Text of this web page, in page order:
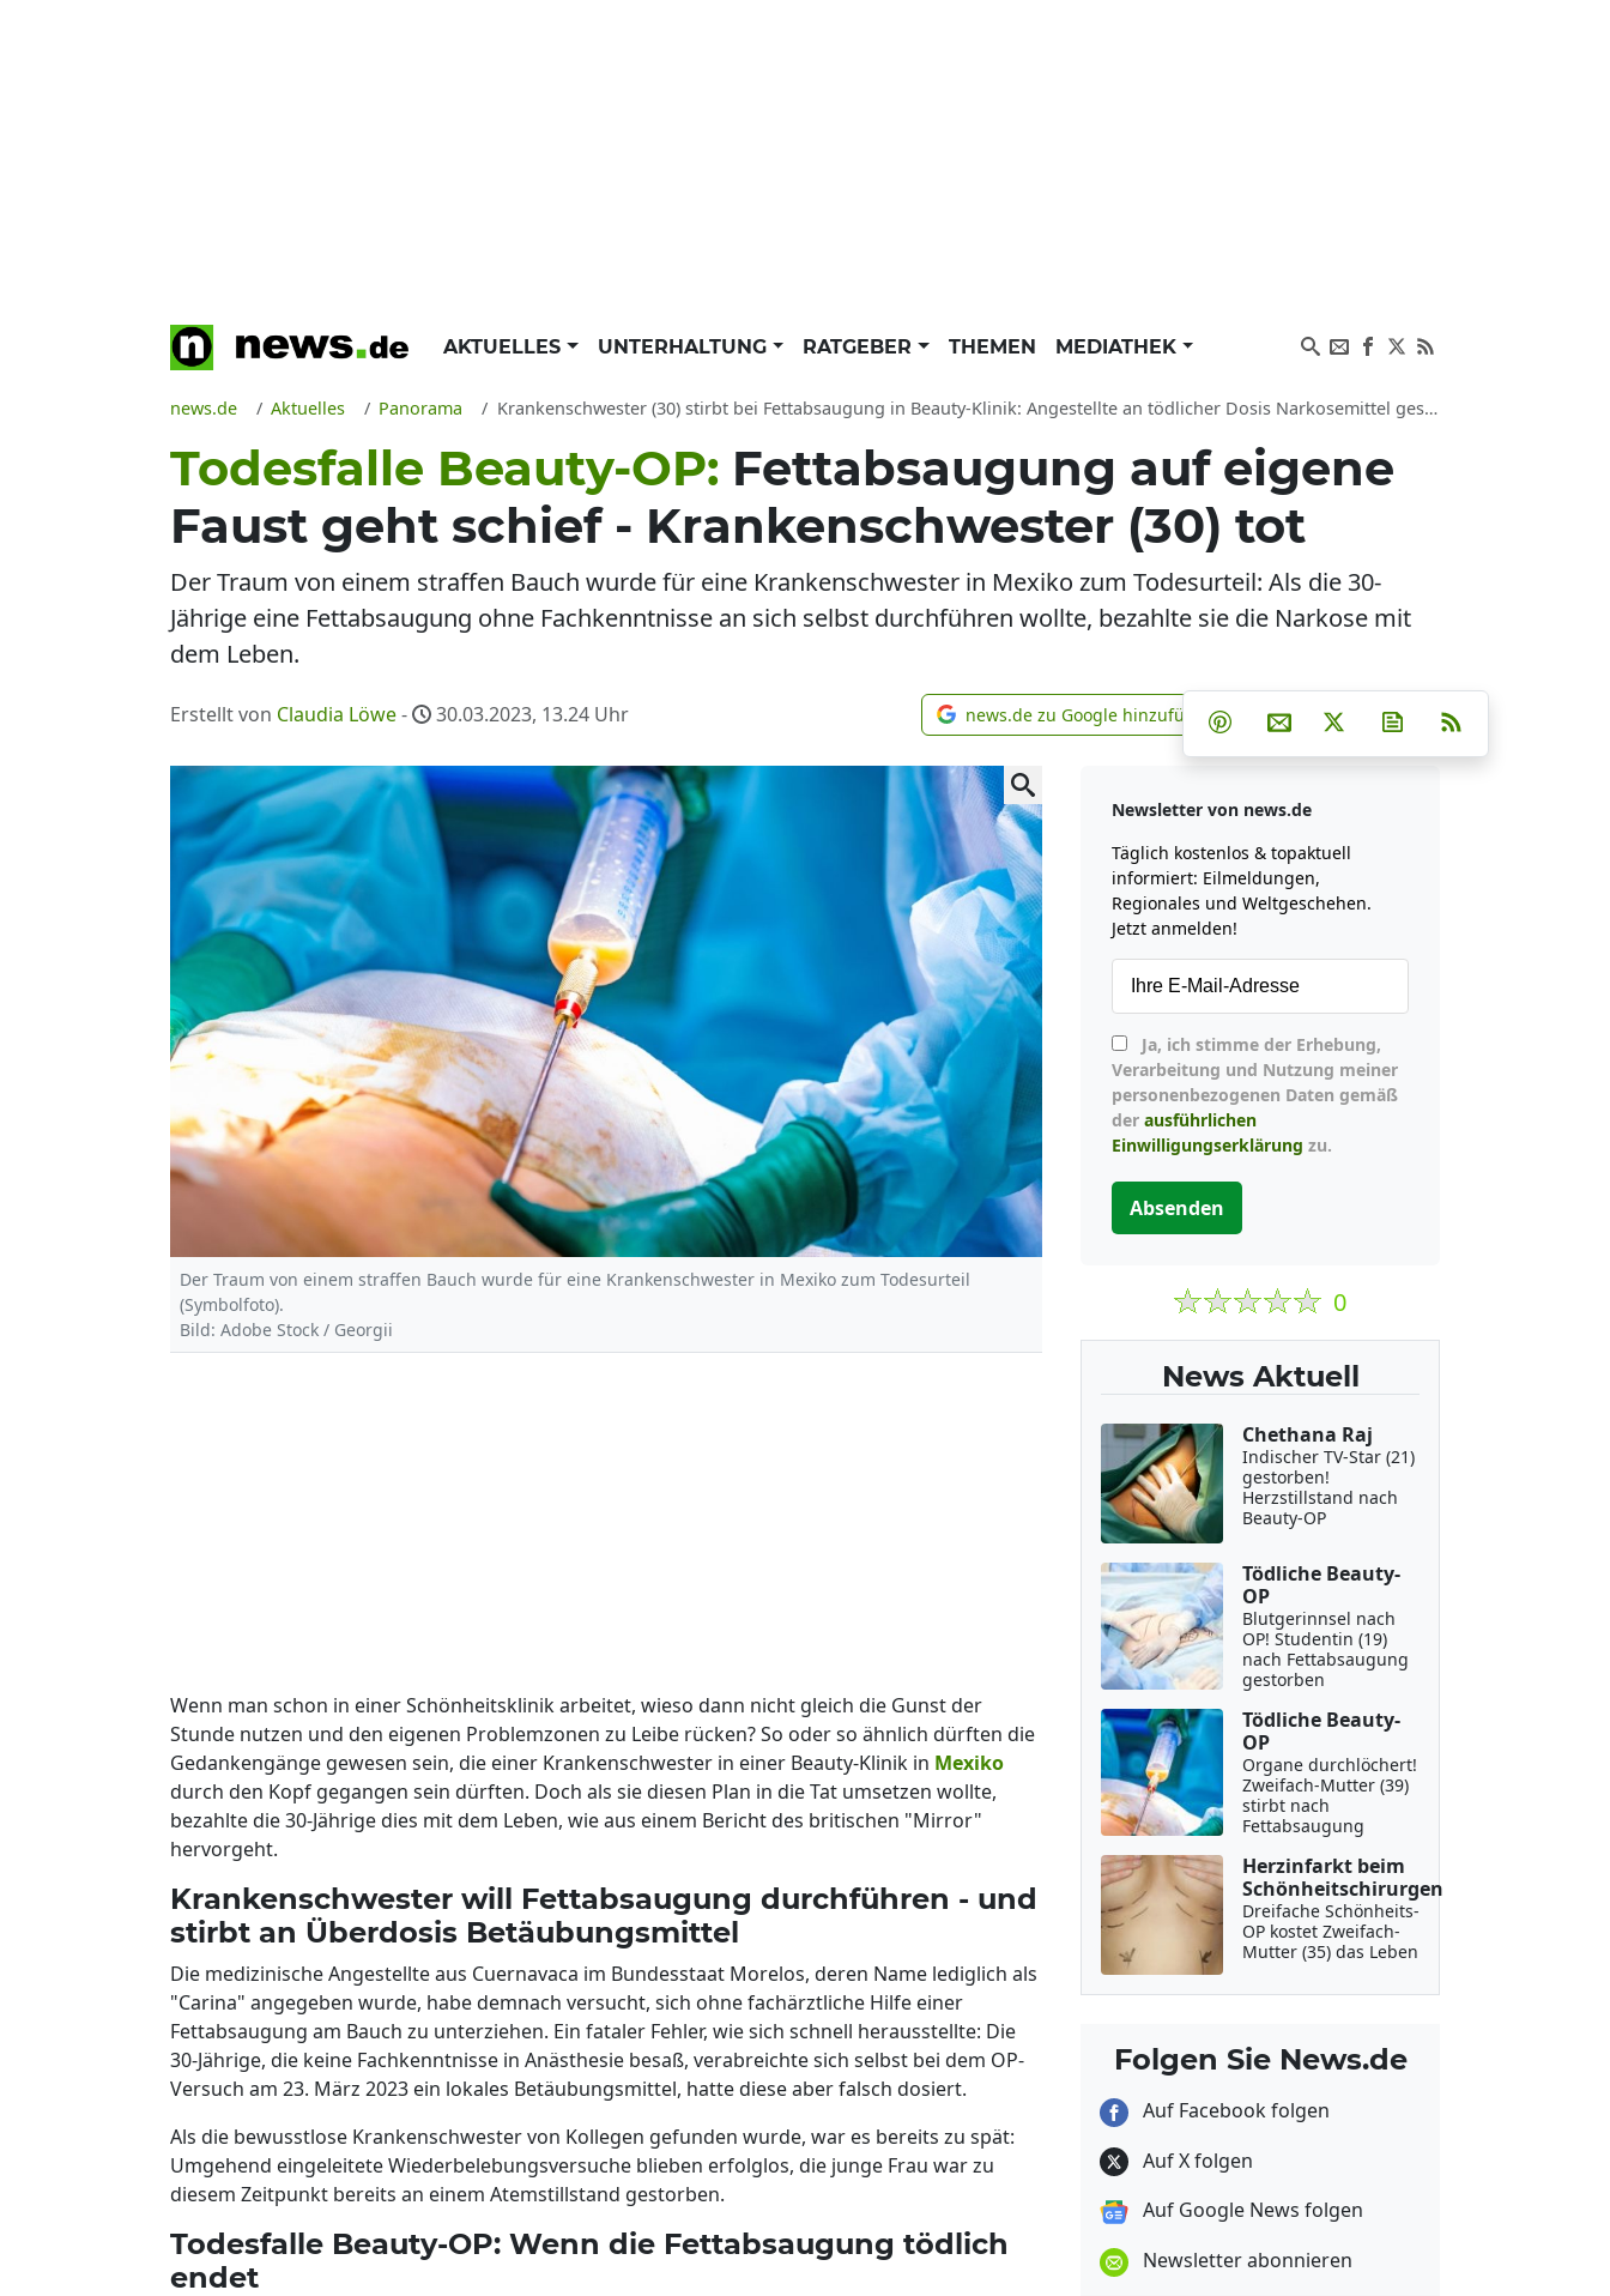
AKTUELLES UNTERHALTUNG RATGEBER THEMEN MEDIATHEK
news.de Aktuelles Panorama Krankenschwester (30) stirbt bei Fettabsaugung in Beauty-Klinik: Angestellte an tödlicher Dosis Narkosemittel gestorben in Mexiko
Todesfalle Beauty-OP: Fettabsaugung auf eigene
Faust geht schief - Krankenschwester (30) tot
Der Traum von einem straffen Bauch wurde für eine Krankenschwester in Mexiko zum Todesurteil: Als die 30-
Jährige eine Fettabsaugung ohne Fachkenntnisse an sich selbst durchführen wollte, bezahlte sie die Narkose mit
dem Leben.
Erstellt von Claudia Löwe- 30.03.2023, 13.24 Uhr news.de zu Google hinzufügen
news.de zu Google hinzufügen Teilen auf Facebook
Teilen auf Whatsapp
Teilen auf Telegram
Teilen auf Pinterest
Per E-Mail teilen
Post auf XNewsletter
Der Traum von einem straffen Bauch wurde für eine Krankenschwester in Mexiko zum Todesurteil
(Symbolfoto).
Bild: Adobe Stock / Georgii
Wenn man schon in einer Schönheitsklinik arbeitet, wieso dann nicht gleich die Gunst der
Stunde nutzen und den eigenen Problemzonen zu Leibe rücken? So oder so ähnlich dürften die
Gedankengänge gewesen sein, die einer Krankenschwester in einer Beauty-Klinik in Mexiko
durch den Kopf gegangen sein dürften. Doch als sie diesen Plan in die Tat umsetzen wollte,
bezahlte die 30-Jährige dies mit dem Leben, wie aus einem Bericht des britischen "Mirror"
hervorgeht.
Krankenschwester will Fettabsaugung durchführen - und
stirbt an Überdosis Betäubungsmittel
Die medizinische Angestellte aus Cuernavaca im Bundesstaat Morelos, deren Name lediglich als
"Carina" angegeben wurde, habe demnach versucht, sich ohne fachärztliche Hilfe einer
Fettabsaugung am Bauch zu unterziehen. Ein fataler Fehler, wie sich schnell herausstellte: Die
30-Jährige, die keine Fachkenntnisse in Anästhesie besaß, verabreichte sich selbst bei dem OP-
Versuch am 23. März 2023 ein lokales Betäubungsmittel, hatte diese aber falsch dosiert.
Als die bewusstlose Krankenschwester von Kollegen gefunden wurde, war es bereits zu spät:
Umgehend eingeleitete Wiederbelebungsversuche blieben erfolglos, die junge Frau war zu
diesem Zeitpunkt bereits an einem Atemstillstand gestorben.
Todesfalle Beauty-OP: Wenn die Fettabsaugung tödlich
endet
Newsletter von news.de
Täglich kostenlos & topaktuell
informiert: Eilmeldungen,
Regionales und Weltgeschehen.
Jetzt anmelden!
Verarbeitung und Nutzung meiner
personenbezogenen Daten gemäß
der ausführlichen
Einwilligungserklärung zu.
Absenden
0
News Aktuell
Chethana Raj
Indischer TV-Star (21)
gestorben!
Herzstillstand nach
Beauty-OP
Tödliche Beauty-
OP
Blutgerinnsel nach
OP! Studentin (19)
nach Fettabsaugung
gestorben
Tödliche Beauty-
OP
Organe durchlöchert!
Zweifach-Mutter (39)
stirbt nach
Fettabsaugung
Herzinfarkt beim
Schönheitschirurgen
Dreifache Schönheits-
OP kostet Zweifach-
Mutter (35) das Leben
Folgen Sie News.de
Auf Facebook folgen
Auf X folgen
Auf Google News folgen
Newsletter abonnieren